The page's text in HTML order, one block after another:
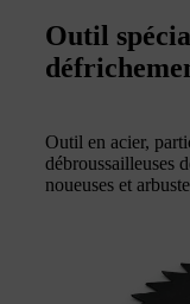
Outil
Outil en acier,
débroussailleuses
noueuses et